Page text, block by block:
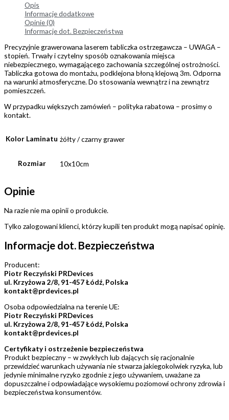
Opis
Informacje dodatkowe
Opinie (0)
Informacje dot. Bezpieczeństwa
Precyzyjnie grawerowana laserem tabliczka ostrzegawcza – UWAGA –
stopień. Trwały i czytelny sposób oznakowania miejsca
niebezpiecznego, wymagającego zachowania szczególnej ostrożności.
Tabliczka gotowa do montażu, podklejona błoną klejową 3m. Odporna
na warunki atmosferyczne. Do stosowania wewnątrz i na zewnątrz
pomieszczeń.
W przypadku większych zamówień – polityka rabatowa – prosimy o
kontakt.
Kolor Laminatu żółty / czarny grawer
Rozmiar 10x10cm
Opinie
Na razie nie ma opinii o produkcie.
Tylko zalogowani klienci, którzy kupili ten produkt mogą napisać opinię.
Informacje dot. Bezpieczeństwa
Producent:
Piotr Reczyński PRDevices
ul. Krzyżowa 2/8, 91-457 Łódź, Polska
kontakt@prdevices.pl
Osoba odpowiedzialna na terenie UE:
Piotr Reczyński PRDevices
ul. Krzyżowa 2/8, 91-457 Łódź, Polska
kontakt@prdevices.pl
Certyfikaty i ostrzeżenie bezpieczeństwa
Produkt bezpieczny – w zwykłych lub dających się racjonalnie
przewidzieć warunkach używania nie stwarza jakiegokolwiek ryzyka, lub
jedynie minimalne ryzyko zgodnie z jego używaniem, uważane za
dopuszczalne i odpowiadające wysokiemu poziomowi ochrony zdrowia i
bezpieczeństwa konsumentów.